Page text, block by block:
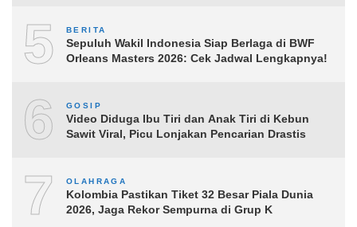
5 BERITA
Sepuluh Wakil Indonesia Siap Berlaga di BWF
Orleans Masters 2026: Cek Jadwal Lengkapnya!
6 GOSIP
Video Diduga Ibu Tiri dan Anak Tiri di Kebun
Sawit Viral, Picu Lonjakan Pencarian Drastis
7 OLAHRAGA
Kolombia Pastikan Tiket 32 Besar Piala Dunia
2026, Jaga Rekor Sempurna di Grup K